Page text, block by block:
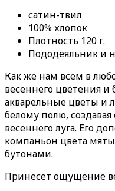
сатин-твил
100% хлопок
Плотность 120 г.
Пододеяльник и
Как же нам всем в
весеннего цветения и
акварельные цветы и
белому полю,
весеннего луга. Его
компаньон цвета
бутонами.
Принесет ощущение